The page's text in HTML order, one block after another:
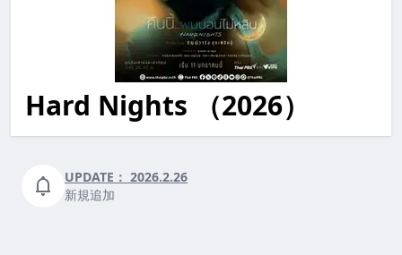
Hard Nights （2026）
hard nights HardNights hardnights
UPDATE： 2026.2.26
新規追加